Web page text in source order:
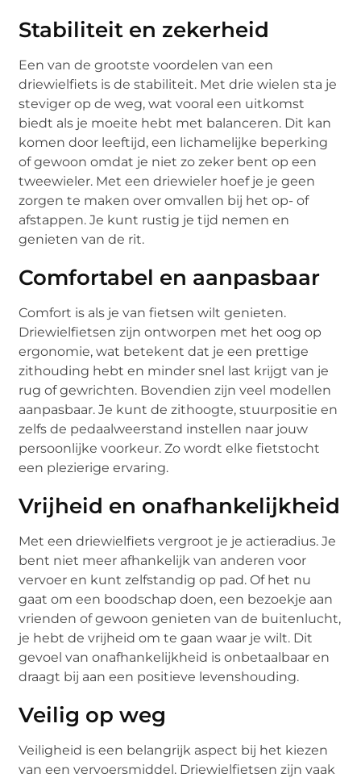
Stabiliteit en zekerheid
Een van de grootste voordelen van een
driewielfiets is de stabiliteit. Met drie wielen sta je
steviger op de weg, wat vooral een uitkomst
biedt als je moeite hebt met balanceren. Dit kan
komen door leeftijd, een lichamelijke beperking
of gewoon omdat je niet zo zeker bent op een
tweewieler. Met een driewieler hoef je je geen
zorgen te maken over omvallen bij het op- of
afstappen. Je kunt rustig je tijd nemen en
genieten van de rit.
Comfortabel en aanpasbaar
Comfort is als je van fietsen wilt genieten.
Driewielfietsen zijn ontworpen met het oog op
ergonomie, wat betekent dat je een prettige
zithouding hebt en minder snel last krijgt van je
rug of gewrichten. Bovendien zijn veel modellen
aanpasbaar. Je kunt de zithoogte, stuurpositie en
zelfs de pedaalweerstand instellen naar jouw
persoonlijke voorkeur. Zo wordt elke fietstocht
een plezierige ervaring.
Vrijheid en onafhankelijkheid
Met een driewielfiets vergroot je je actieradius. Je
bent niet meer afhankelijk van anderen voor
vervoer en kunt zelfstandig op pad. Of het nu
gaat om een boodschap doen, een bezoekje aan
vrienden of gewoon genieten van de buitenlucht,
je hebt de vrijheid om te gaan waar je wilt. Dit
gevoel van onafhankelijkheid is onbetaalbaar en
draagt bij aan een positieve levenshouding.
Veilig op weg
Veiligheid is een belangrijk aspect bij het kiezen
van een vervoersmiddel. Driewielfietsen zijn vaak